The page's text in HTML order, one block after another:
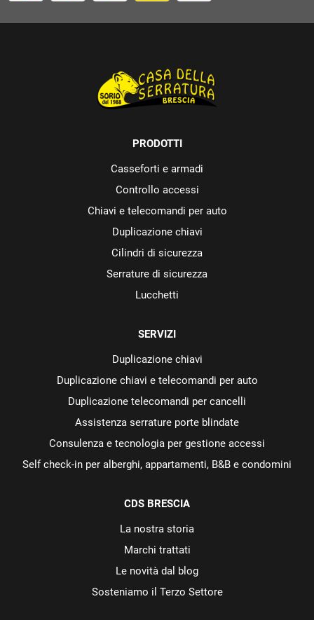
PRODOTTI
Casseforti e armadi
Controllo accessi
Chiavi e telecomandi per auto
Duplicazione chiavi
Cilindri di sicurezza
Serrature di sicurezza
Lucchetti
SERVIZI
Duplicazione chiavi
Duplicazione chiavi e telecomandi per auto
Duplicazione telecomandi per cancelli
Assistenza serrature porte blindate
Consulenza e tecnologia per gestione accessi
Self check-in per alberghi, appartamenti, B&B e condomini
CDS BRESCIA
La nostra storia
Marchi trattati
Le novità dal blog
Sosteniamo il Terzo Settore